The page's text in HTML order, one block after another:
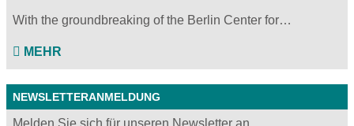
With the groundbreaking of the Berlin Center for…
MEHR
NEWSLETTERANMELDUNG
Melden Sie sich für unseren Newsletter an ...